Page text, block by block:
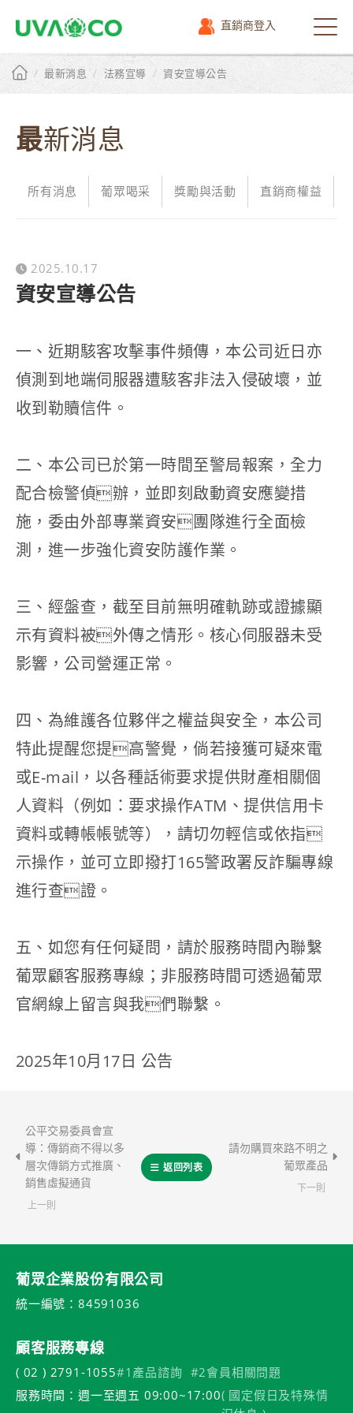
直銷商登入
選
單
/ 最新消息 / 法務宣導 / 資安宣導公告
最新消息
所有消息 葡眾喝采 獎勵與活動 直銷商權益
2025.10.17
資安宣導公告
一、近期駭客攻擊事件頻傳，本公司近日亦
偵測到地端伺服器遭駭客非法入侵破壞，並
收到勒贖信件。
二、本公司已於第一時間至警局報案，全力
配合檢警偵辦，並即刻啟動資安應變措
施，委由外部專業資安團隊進行全面檢
測，進一步強化資安防護作業。
三、經盤查，截至目前無明確軌跡或證據顯
示有資料被外傳之情形。核心伺服器未受
影響，公司營運正常。
四、為維護各位夥伴之權益與安全，本公司
特此提醒您提高警覺，倘若接獲可疑來電
或E-mail，以各種話術要求提供財產相關個
人資料（例如：要求操作ATM、提供信用卡
資料或轉帳帳號等），請切勿輕信或依指
示操作，並可立即撥打165警政署反詐騙專線
進行查證。
五、如您有任何疑問，請於服務時間內聯繫
葡眾顧客服務專線；非服務時間可透過葡眾
官網線上留言與我們聯繫。
2025年10月17日 公告
公平交易委員會宣
導：傳銷商不得以多
層次傳銷方式推廣、
銷售虛擬通貨
上一則
返回列表
請勿購買來路不明之
葡眾產品
下一則
葡眾企業股份有限公司
統一編號：84591036
顧客服務專線
( 02 ) 2791-1055#1產品諮詢 #2會員相關問題
服務時間：週一至週五 09:00~17:00( 國定假日及特殊情